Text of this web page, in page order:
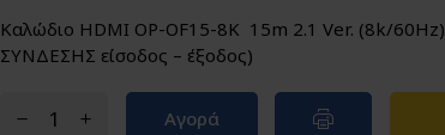
Καλώδιο HDMI OP-OF15-8K 15m 2.1 Ver. (8k/
ΣΥΝΔΕΣΗΣ είσοδος – έξοδος)
Αγορά